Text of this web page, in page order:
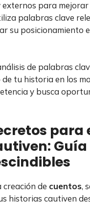
para
palabras clave
su posicionamiento
de palabras
tu historia en los
y busca
para
Guía
creación de cuentos,
historias cautiven